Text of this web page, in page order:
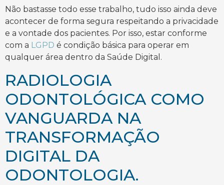
Não bastasse todo esse trabalho, tudo isso ainda deve
acontecer de forma segura respeitando a privacidade
e a vontade dos pacientes. Por isso, estar conforme
com a LGPD é condição básica para operar em
qualquer área dentro da Saúde Digital.
RADIOLOGIA
ODONTOLÓGICA COMO
VANGUARDA NA
TRANSFORMAÇÃO
DIGITAL DA
ODONTOLOGIA.